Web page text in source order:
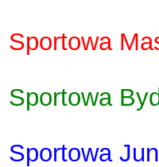
Sportowa
Sportowa
Sportowa